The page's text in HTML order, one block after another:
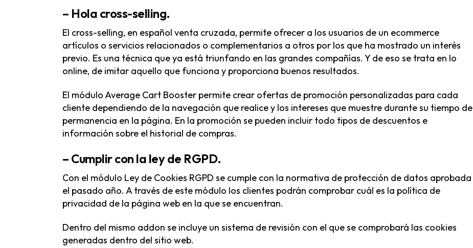
– Hola cross-selling.
El cross-selling, en español venta cruzada, permite ofrecer a los usuarios de un ecommerce
artículos o servicios relacionados o complementarios a otros por los que ha mostrado un interés
previo. Es una técnica que ya está triunfando en las grandes compañías. Y de eso se trata en lo
online, de imitar aquello que funciona y proporciona buenos resultados.
El móduloAverage Cart Booster permite crear ofertas de promoción personalizadas para cada
cliente dependiendo de la navegación que realice y los intereses que muestre durante su tiempo de
permanencia en la página. En la promoción se pueden incluir todo tipos de descuentos e
información sobre el historial de compras.
– Cumplir con la ley de RGPD.
Con el módulo Ley de Cookies RGPD se cumple con la normativa de protección de datos aprobada
el pasado año. A través de este módulo los clientes podrán comprobar cuál es la política de
privacidad de la página web en la que se encuentran.
Dentro del mismo addon se incluye un sistema de revisión con el que se comprobará las cookies
generadas dentro del sitio web.